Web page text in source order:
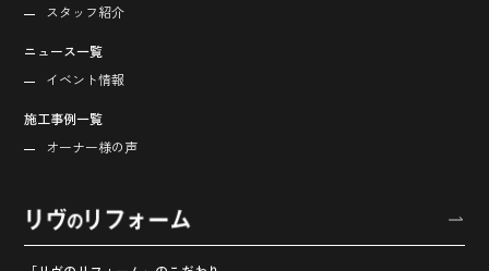
スタッフ紹介
ニュース一覧
イベント情報
施工事例一覧
オーナー様の声